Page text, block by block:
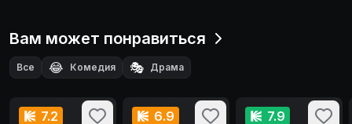
Вам может понравиться
Все 😂 Комедия 🎭 Драма
7.2 6.9 7.9